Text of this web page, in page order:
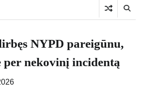
NYPD pareigūnu,
per nekovinį incidentą